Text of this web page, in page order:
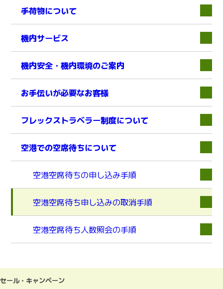
手荷物について 下層
機内サービス
機内安全・機内環境のご案内 下層
お手伝いが必要なお客様 下層
フレックストラベラー制度について
空港での空席待ちについて 下層
空港空席待ちの申し込み手順
空港空席待ち申し込みの取消手順
空港空席待ち人数照会の手順
セール・キャンペーン